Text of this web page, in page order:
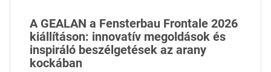
A GEALAN a Fensterbau Frontale 2026
kiállításon: innovatív megoldások és
inspiráló beszélgetések az arany
kockában